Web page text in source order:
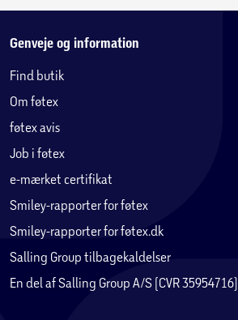
Genveje og information
Find butik
Om føtex
føtex avis
Job i føtex
e-mærket certifikat
Smiley-rapporter for føtex
Smiley-rapporter for føtex.dk
Salling Group tilbagekaldelser
En del af Salling Group A/S (CVR 35954716)